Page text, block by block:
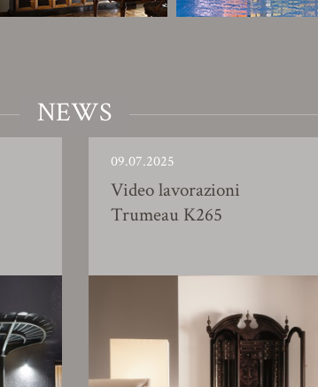
NEWS
09.07.2025
Video lavorazioni
Trumeau K265